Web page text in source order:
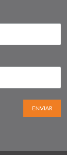
ENVIAR